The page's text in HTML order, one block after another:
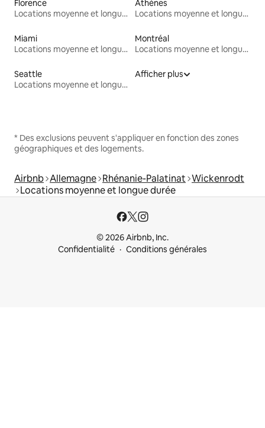
Florence
Locations moyenne et longue durée
Athènes
Locations moyenne et longue durée
Miami
Locations moyenne et longue durée
Montréal
Locations moyenne et longue durée
Seattle
Locations moyenne et longue durée
Afficher plus
* Des exclusions peuvent s'appliquer en fonction des zones
géographiques et des logements.
Airbnb Allemagne Rhénanie-Palatinat Wickenrodt
Locations moyenne et longue durée
© 2026 Airbnb, Inc.
Confidentialité
Conditions générales